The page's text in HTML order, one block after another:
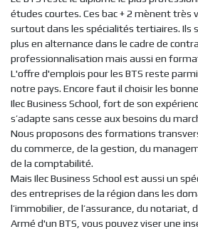
études courtes. Ces bac + 2 mènent très
surtout dans les spécialités tertiaires. Ils
plus en alternance dans le cadre de
professionnalisation mais aussi en
L'offre d'emplois pour les BTS reste
notre pays. Encore faut il choisir les
Ilec Business School, fort de son
s’adapte sans cesse aux besoins du
Nous proposons des formations
du commerce, de la gestion, du
de la comptabilité.
Mais Ilec Business School est aussi un
des entreprises de la région dans les
l’immobilier, de l’assurance, du notariat,
Armé d'un BTS, vous pouvez viser une